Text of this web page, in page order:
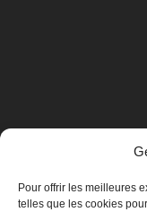
Pour offrir les meilleures
telles que les cookies